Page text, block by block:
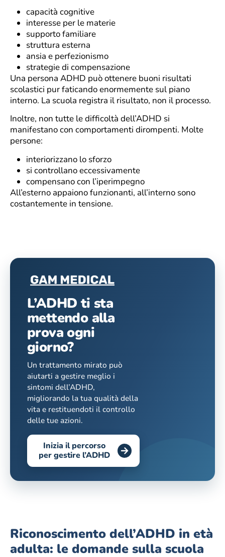
capacità cognitive
interesse per le materie
supporto familiare
struttura esterna
ansia e perfezionismo
strategie di compensazione
Una persona ADHD può ottenere buoni risultati
scolastici pur faticando enormemente sul piano
interno. La scuola registra il risultato, non il processo.
Inoltre, non tutte le difficoltà dell’ADHD si
manifestano con comportamenti dirompenti. Molte
persone:
interiorizzano lo sforzo
si controllano eccessivamente
compensano con l’iperimpegno
All’esterno appaiono funzionanti, all’interno sono
costantemente in tensione.
L’ADHD ti sta
mettendo alla
prova ogni
giorno?
Un trattamento mirato può
aiutarti a gestire meglio i
sintomi dell’ADHD,
migliorando la tua qualità della
vita e restituendoti il controllo
delle tue azioni.
Inizia il percorso
per gestire l’ADHD
Riconoscimento dell’ADHD in età
adulta: le domande sulla scuola